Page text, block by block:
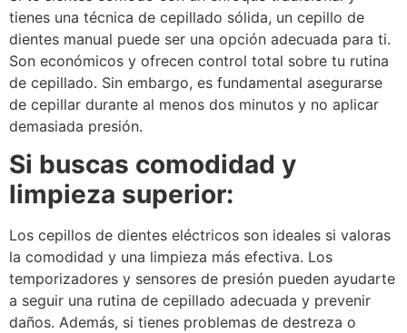
tienes una técnica de cepillado sólida, un cepillo de
dientes manual puede ser una opción adecuada para ti.
Son económicos y ofrecen control total sobre tu rutina
de cepillado. Sin embargo, es fundamental asegurarse
de cepillar durante al menos dos minutos y no aplicar
demasiada presión.
Si buscas comodidad y
limpieza superior:
Los cepillos de dientes eléctricos son ideales si valoras
la comodidad y una limpieza más efectiva. Los
temporizadores y sensores de presión pueden ayudarte
a seguir una rutina de cepillado adecuada y prevenir
daños. Además, si tienes problemas de destreza o